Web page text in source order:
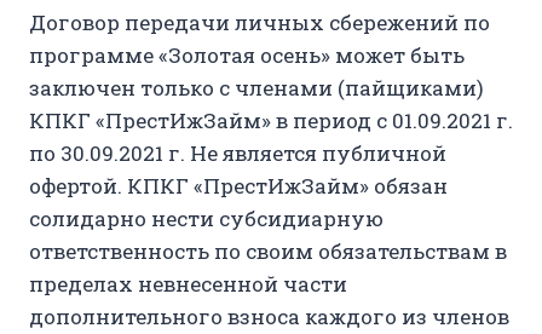
Договор передачи личных сбережений по
программе «Золотая осень» может быть
заключен только с членами (пайщиками)
КПКГ «ПрестИжЗайм» в период с 01.09.2021 г.
по 30.09.2021 г. Не является публичной
офертой. КПКГ «ПрестИжЗайм» обязан
солидарно нести субсидиарную
ответственность по своим обязательствам в
пределах невнесенной части
дополнительного взноса каждого из членов